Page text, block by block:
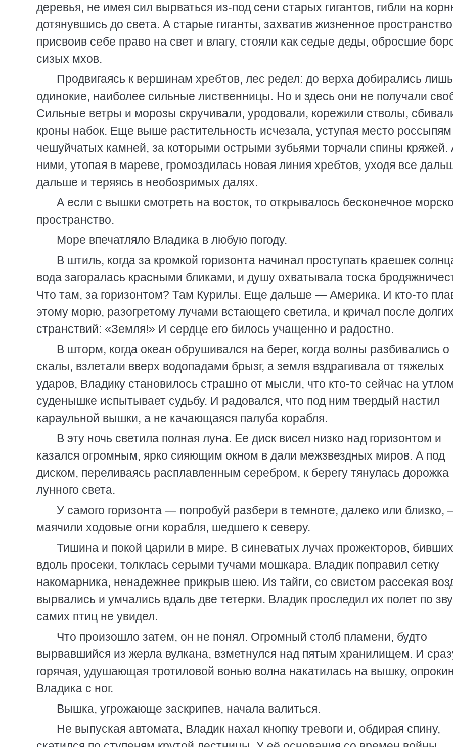
деревья, не имея сил вырваться из-под сени старых гигантов, гибли на
дотянувшись до света. А старые гиганты, захватив жизненное
присвоив себе право на свет и влагу, стояли как седые деды, обросшие
сизых мхов.
Продвигаясь к вершинам хребтов, лес редел: до верха добирались лишь
одинокие, наиболее сильные лиственницы. Но и здесь они не получали
Сильные ветры и морозы скручивали, уродовали, корежили стволы,
кроны набок. Еще выше растительность исчезала, уступая место россыпям
чешуйчатых камней, за которыми острыми зубьями торчали спины кряжей.
ними, утопая в мареве, громоздилась новая линия хребтов, уходя все
дальше и теряясь в необозримых далях.
А если с вышки смотреть на восток, то открывалось бесконечное
пространство.
Море впечатляло Владика в любую погоду.
В штиль, когда за кромкой горизонта начинал проступать краешек
вода загоралась красными бликами, и душу охватывала тоска
Что там, за горизонтом? Там Курилы. Еще дальше — Америка. И кто-то
этому морю, разогретому лучами встающего светила, и кричал после долгих
странствий: «Земля!» И сердце его билось учащенно и радостно.
В шторм, когда океан обрушивался на берег, когда волны разбивались о
скалы, взлетали вверх водопадами брызг, а земля вздрагивала от тяжелых
ударов, Владику становилось страшно от мысли, что кто-то сейчас на
суденышке испытывает судьбу. И радовался, что под ним твердый настил
караульной вышки, а не качающаяся палуба корабля.
В эту ночь светила полная луна. Ее диск висел низко над горизонтом и
казался огромным, ярко сияющим окном в дали межзвездных миров. А под
диском, переливаясь расплавленным серебром, к берегу тянулась дорожка
лунного света.
У самого горизонта — попробуй разбери в темноте, далеко или близко,
маячили ходовые огни корабля, шедшего к северу.
Тишина и покой царили в мире. В синеватых лучах прожекторов, бивших
вдоль просеки, толклась серыми тучами мошкара. Владик поправил сетку
накомарника, ненадежнее прикрыв шею. Из тайги, со свистом рассекая
вырвались и умчались вдаль две тетерки. Владик проследил их полет по
самих птиц не увидел.
Что произошло затем, он не понял. Огромный столб пламени, будто
вырвавшийся из жерла вулкана, взметнулся над пятым хранилищем. И
горячая, удушающая тротиловой вонью волна накатилась на вышку,
Владика с ног.
Вышка, угрожающе заскрипев, начала валиться.
Не выпуская автомата, Владик нахал кнопку тревоги и, обдирая спину,